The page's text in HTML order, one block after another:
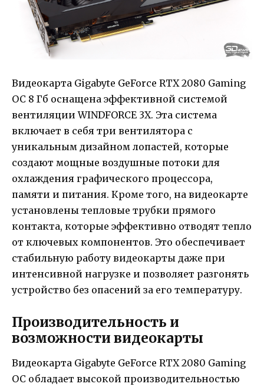
Видеокарта Gigabyte GeForce RTX 2080 Gaming
OC 8 Гб оснащена эффективной системой
вентиляции WINDFORCE 3X. Эта система
включает в себя три вентилятора с
уникальным дизайном лопастей, которые
создают мощные воздушные потоки для
охлаждения графического процессора,
памяти и питания. Кроме того, на видеокарте
установлены тепловые трубки прямого
контакта, которые эффективно отводят тепло
от ключевых компонентов. Это обеспечивает
стабильную работу видеокарты даже при
интенсивной нагрузке и позволяет разгонять
устройство без опасений за его температуру.
Производительность и
возможности видеокарты
Видеокарта Gigabyte GeForce RTX 2080 Gaming
OC обладает высокой производительностью